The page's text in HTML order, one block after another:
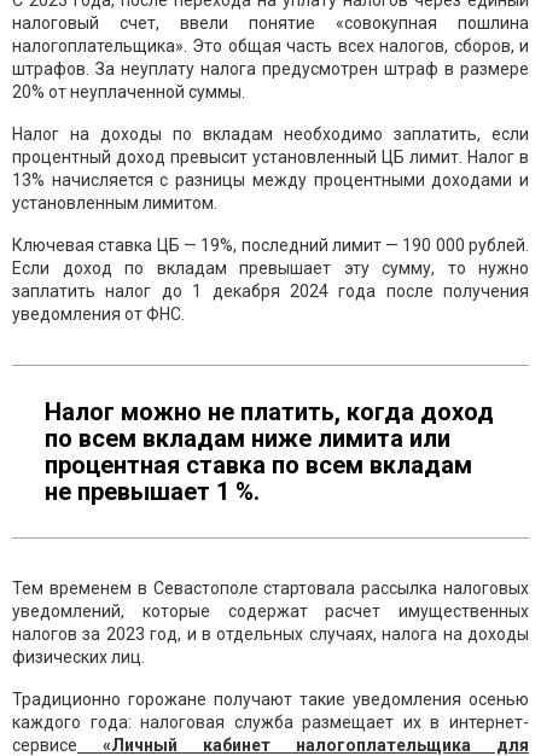
налоговый счет, ввели понятие «совокупная пошлина
налогоплательщика». Это общая часть всех налогов, сборов, и
штрафов. За неуплату налога предусмотрен штраф в размере
20% от неуплаченной суммы.
Налог на доходы по вкладам необходимо заплатить, если
процентный доход превысит установленный ЦБ лимит. Налог в
13% начисляется с разницы между процентными доходами и
установленным лимитом.
Ключевая ставка ЦБ — 19%, последний лимит — 190 000 рублей.
Если доход по вкладам превышает эту сумму, то нужно
заплатить налог до 1 декабря 2024 года после получения
уведомления от ФНС.
Налог можно не платить, когда доход
по всем вкладам ниже лимита или
процентная ставка по всем вкладам
не превышает 1 %.
Тем временем в Севастополе стартовала рассылка налоговых
уведомлений, которые содержат расчет имущественных
налогов за 2023 год, и в отдельных случаях, налога на доходы
физических лиц.
Традиционно горожане получают такие уведомления осенью
каждого года: налоговая служба размещает их в интернет-
сервисе
«Личный кабинет налогоплательщика для